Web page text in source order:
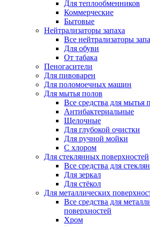
Для теплообменников
Коммерческие
Бытовые
Нейтрализаторы запаха
Все нейтрализаторы
Для обуви
От табака
Пеногасители
Для пивоварен
Для поломоечных машин
Для мытья полов
Все средства для мытья
Антибактериальные
Щелочные
Для глубокой очистки
Для ручной мойки
С хлором
Для стеклянных поверхностей
Все средства для
Для зеркал
Для стёкол
Для металлических
Все средства для
поверхностей
Хром